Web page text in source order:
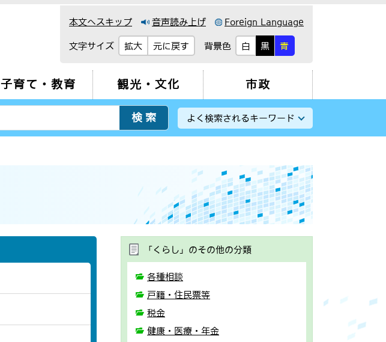
本文へスキップ 音声読み上げ Foreign Language
文字サイズ 拡大 元に戻す 背景色 白 黒 青
子育て・教育 観光・文化 市政
よく検索されるキーワード
「くらし」のその他の分類
各種相談
戸籍・住民票等
税金
健康・医療・年金